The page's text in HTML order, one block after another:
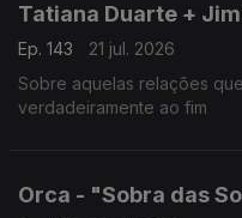
Tatiana Duarte +
Ep. 143
21 jul. 2026
Sobre aquelas relações
verdadeiramente ao fim
Orca - "Sobra das